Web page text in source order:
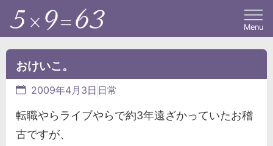
Menu
おけいこ。
2009年4月3日 日常
転職やらライブやらで約3年遠ざかっていたお稽
古ですが、